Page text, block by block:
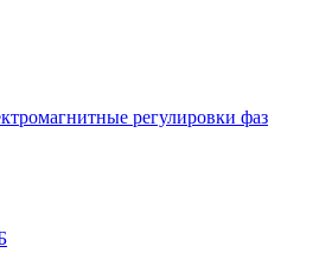
регулировки фаз